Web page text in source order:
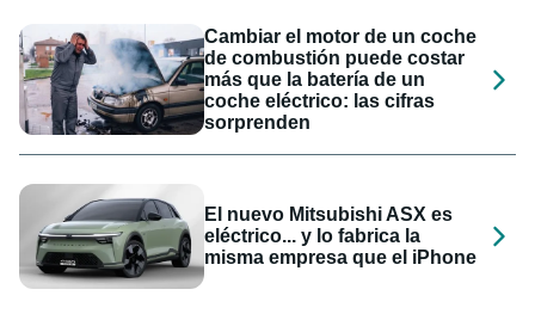
Cambiar el motor de un coche
de combustión puede costar
más que la batería de un
coche eléctrico: las cifras
sorprenden
El nuevo Mitsubishi ASX es
eléctrico... y lo fabrica la
misma empresa que el iPhone